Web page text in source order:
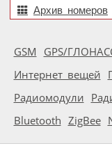
Архив номеров
GSM GPS/
Интернет вещей
Радиомодули
Bluetooth ZigBee